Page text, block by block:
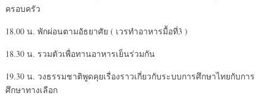
ครอบครัว
18.00 น. พักผ่อนตามอัธยาศัย ( เวรทำอาหารมื้อที่3 )
18.30 น. รวมตัวเพื่อทานอาหารเย็นร่วมกัน
19.30 น. วงธรรมชาติพูดคุยเรื่องราวเกี่ยวกับระบบการศึกษาไทยกับการ
ศึกษาทางเลือก